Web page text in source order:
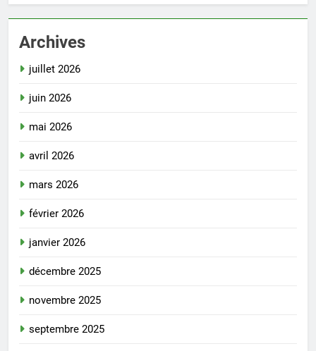
Archives
juillet 2026
juin 2026
mai 2026
avril 2026
mars 2026
février 2026
janvier 2026
décembre 2025
novembre 2025
septembre 2025